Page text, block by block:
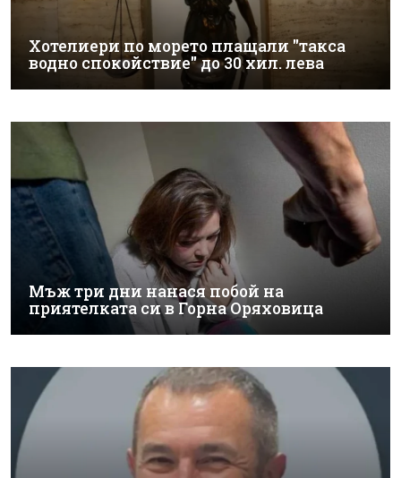
Хотелиери по морето плащали "такса
водно спокойствие" до 30 хил. лева
Мъж три дни нанася побой на
приятелката си в Горна Оряховица